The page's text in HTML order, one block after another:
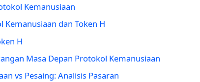
Kemanusiaan
dan Token H
H
Masa Depan Protokol Kemanusiaan
vs Pesaing: Analisis Pasaran